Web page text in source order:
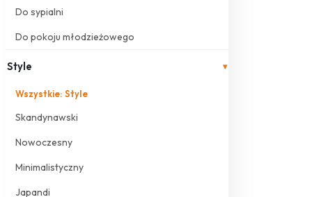
Do sypialni
Do pokoju młodzieżowego
Style ▾
Wszystkie: Style
Skandynawski
Nowoczesny
Minimalistyczny
Japandi